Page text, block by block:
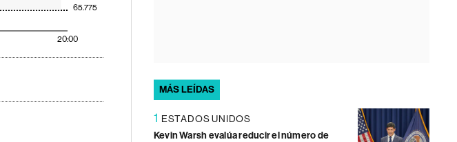
20:00
65.775
MÁS LEÍDAS
1 ESTADOS UNIDOS
Kevin Warsh evalúa reducir el número de